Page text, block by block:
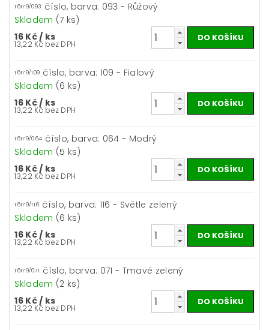
16179/093 číslo, barva: 093 - Růžový
Skladem (7 ks)
16 Kč/ ks
13,22 Kč bez DPH
16179/109 číslo, barva: 109 - Fialový
Skladem (6 ks)
16 Kč/ ks
13,22 Kč bez DPH
16179/064 číslo, barva: 064 - Modrý
Skladem (5 ks)
16 Kč/ ks
13,22 Kč bez DPH
16179/116 číslo, barva: 116 - Světle zelený
Skladem (6 ks)
16 Kč/ ks
13,22 Kč bez DPH
16179/071 číslo, barva: 071 - Tmavě zelený
Skladem (2 ks)
16 Kč/ ks
13,22 Kč bez DPH